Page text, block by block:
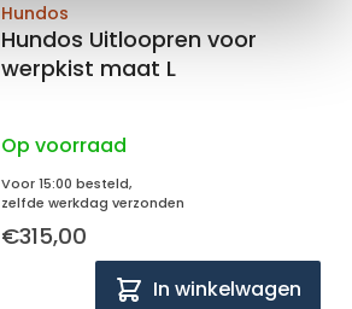
Hundos
Hundos Uitloopren voor
werpkist maat L
Op voorraad
Voor 15:00 besteld,
zelfde werkdag verzonden
€315,00
In winkelwagen